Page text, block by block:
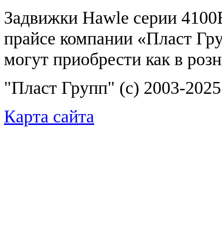
Задвижки Hawle серии
прайсе компании «Пласт
могут приобрести как в
"Пласт Групп" (c) 2003-
Карта сайта